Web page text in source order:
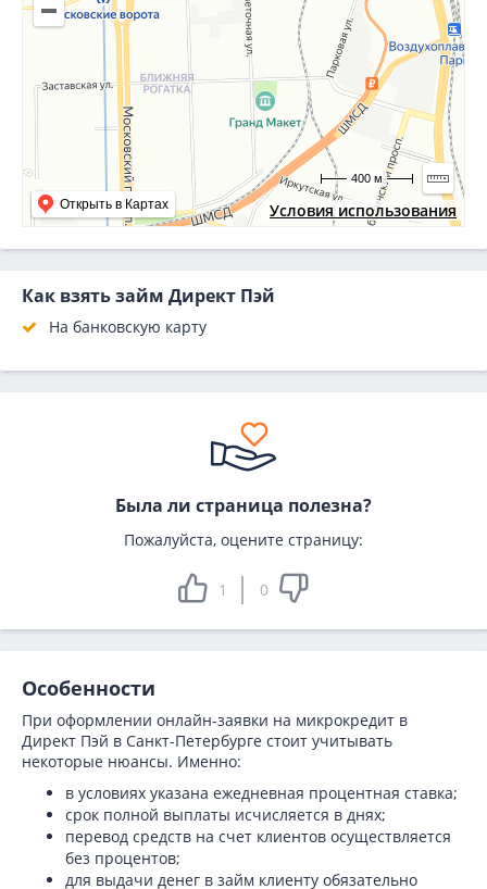
Условия использования
Открыть в Картах
400 м
Как взять займ Директ Пэй
На банковскую карту
Была ли страница полезна?
Пожалуйста, оцените страницу:
1 0
Особенности
При оформлении онлайн-заявки на микрокредит в
Директ Пэй в Санкт-Петербурге стоит учитывать
некоторые нюансы. Именно:
в условиях указана ежедневная процентная ставка;
срок полной выплаты исчисляется в днях;
перевод средств на счет клиентов осуществляется
без процентов;
для выдачи денег в займ клиенту обязательно